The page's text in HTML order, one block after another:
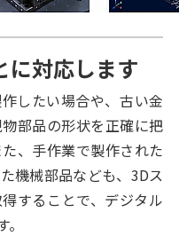
に対応します
したい場合や、古い金
部品の形状を正確に把
、手作業で製作された
機械部品なども、3Dス
することで、デジタル